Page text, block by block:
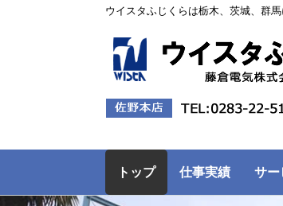
ウイスタふじくらは栃木、茨城、群
トップ 仕事実績 サー